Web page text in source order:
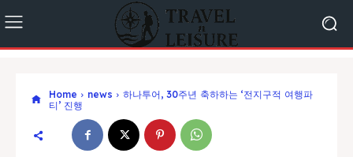
Home news
하나투어, 30주년 축하하는 ‘전지구적 여행파
티’ 진행